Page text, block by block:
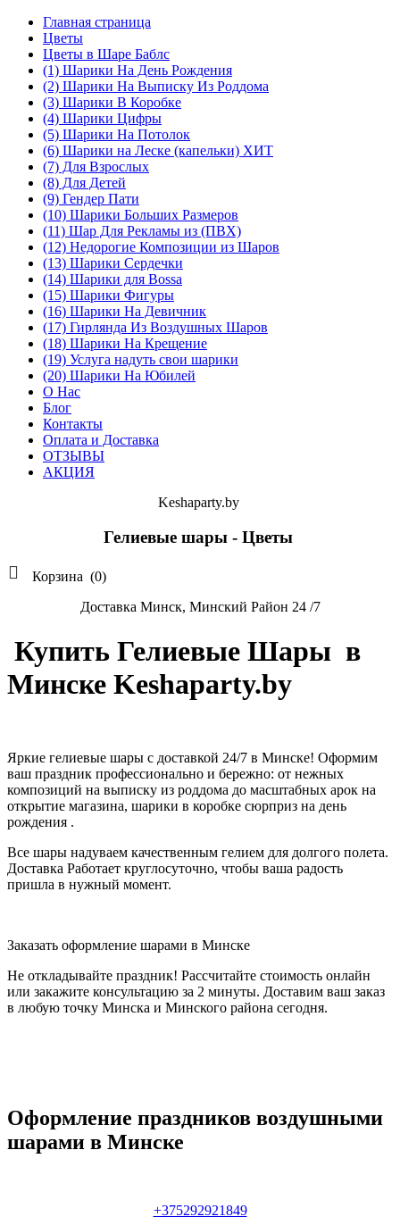
Главная страница
Цветы
Цветы в Шаре Баблс
(1) Шарики На День Рождения
(2) Шарики На Выписку Из Роддома
(3) Шарики В Коробке
(4) Шарики Цифры
(5) Шарики На Потолок
(6) Шарики на Леске (капельки) ХИТ
(7) Для Взрослых
(8) Для Детей
(9) Гендер Пати
(10) Шарики Больших Размеров
(11) Шар Для Рекламы из (ПВХ)
(12) Недорогие Композиции из Шаров
(13) Шарики Сердечки
(14) Шарики для Воssa
(15) Шарики Фигуры
(16) Шарики На Девичник
(17) Гирлянда Из Воздушных Шаров
(18) Шарики На Крещение
(19) Услуга надуть свои шарики
(20) Шарики На Юбилей
О Нас
Блог
Контакты
Оплата и Доставка
ОТЗЫВЫ
АКЦИЯ
Keshaparty.by
Гелиевые шары - Цветы
 Корзина (0)
Доставка Минск, Минский Район 24 /7
Купить Гелиевые Шары в
Минске Keshaparty.by
Яркие гелиевые шары с доставкой 24/7 в Минске! Оформим
ваш праздник профессионально и бережно: от нежных
композиций на выписку из роддома до масштабных арок на
открытие магазина, шарики в коробке сюрприз на день
рождения .
Все шары надуваем качественным гелием для долгого полета.
Доставка Работает круглосуточно, чтобы ваша радость
пришла в нужный момент.
Заказать оформление шарами в Минске
Не откладывайте праздник! Рассчитайте стоимость онлайн
или закажите консультацию за 2 минуты. Доставим ваш заказ
в любую точку Минска и Минского района сегодня.
Оформление праздников воздушными
шарами в Минске
+375292921849